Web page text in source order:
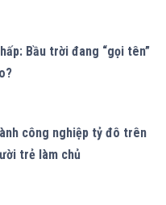
Bầu trời đang “gọi tên”
công nghiệp tỷ đô trên
trẻ làm chủ